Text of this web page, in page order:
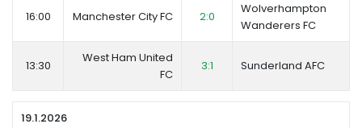
16:00 Manchester City FC 2:0
Wolverhampton
Wanderers FC
13:30
West Ham United
FC
3:1 Sunderland AFC
19.1.2026